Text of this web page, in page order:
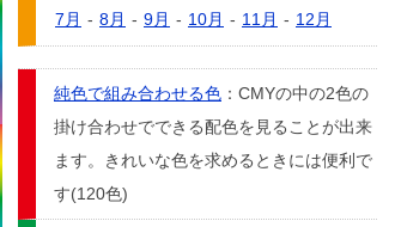
7月 - 8月 - 9月 - 10月 - 11月 - 12月
純色で組み合わせる色 ：CMYの中の2色の
掛け合わせでできる配色を見ることが出来
ます。きれいな色を求めるときには便利で
す(120色)